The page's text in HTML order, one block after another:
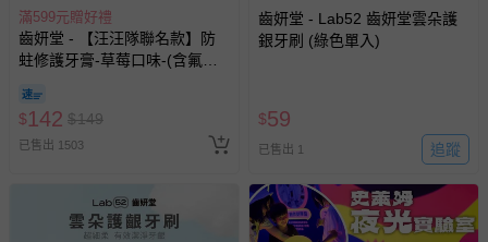
滿599元贈好禮
齒妍堂 - 【汪汪隊聯名款】防
蛀修護牙膏-草莓口味-(含氟，
$142 $149
已售出 1503
齒妍堂 - Lab52 齒妍堂雲朵護
銀牙刷 (綠色單入)
$59
已售出 1 追蹤